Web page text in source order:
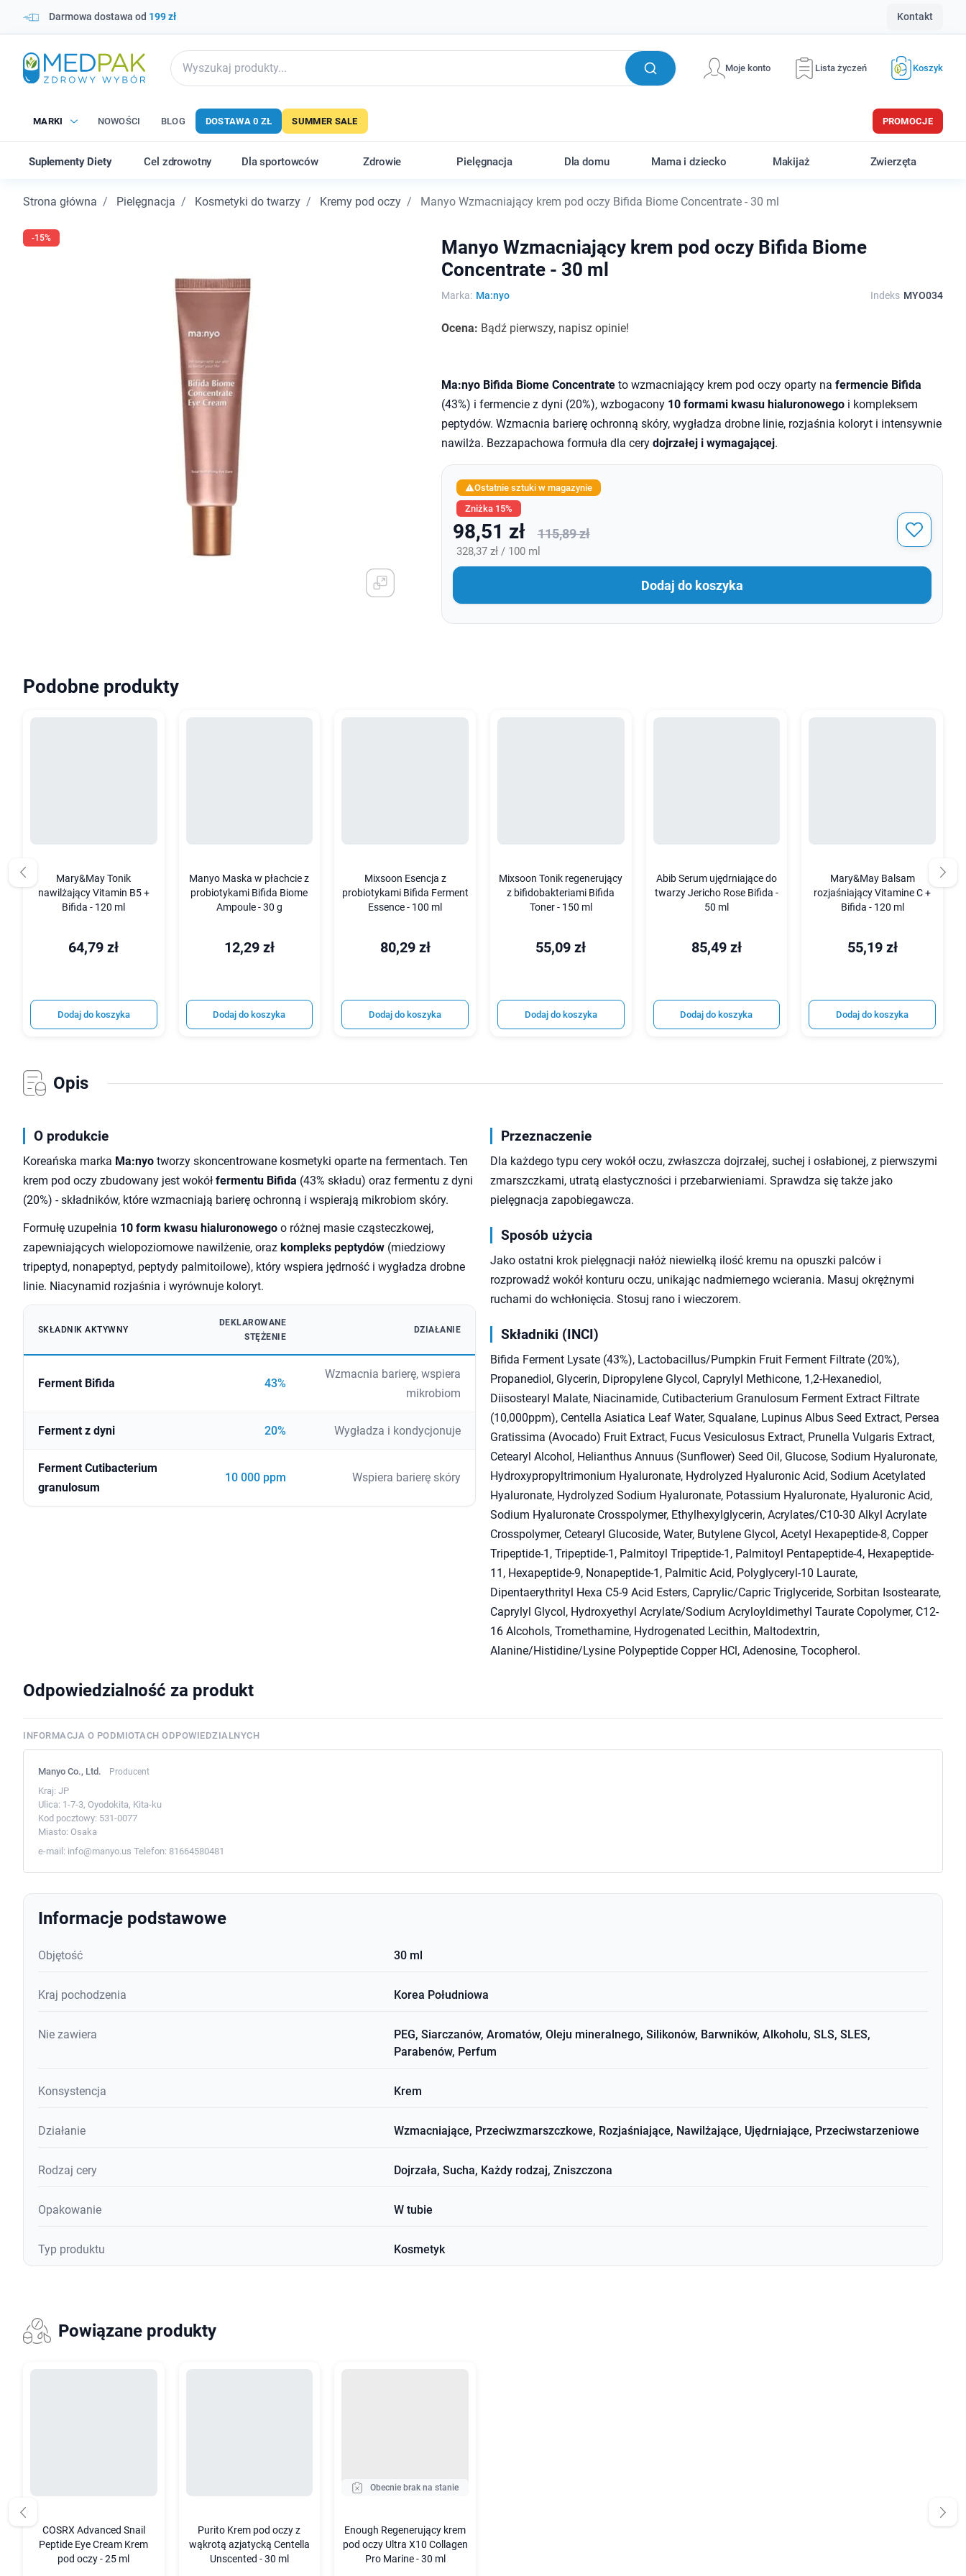
Darmowa dostawa od 199 zł Kontakt
Moje konto Lista życzeń Koszyk
MARKI NOWOŚCI BLOG DOSTAWA 0 ZŁ SUMMER SALE PROMOCJE
Suplementy Diety Cel zdrowotny Dla sportowców Zdrowie Pielęgnacja Dla domu Mama i dziecko Makijaż Zwierzęta
Strona główna Pielęgnacja Kosmetyki do twarzy Kremy pod oczy Manyo Wzmacniający krem pod oczy Bifida Biome Concentrate - 30 ml
-15%
Manyo Wzmacniający krem pod oczy Bifida Biome
Concentrate - 30 ml
Marka: Ma:nyo Indeks MYO034
Ocena: Bądź pierwszy, napisz opinie!
Ma:nyo Bifida Biome Concentrateto wzmacniający krem pod oczy oparty na fermencie Bifida
(43%) i fermencie z dyni (20%), wzbogacony 10 formami kwasu hialuronowegoi kompleksem
peptydów. Wzmacnia barierę ochronną skóry, wygładza drobne linie, rozjaśnia koloryt i intensywnie
nawilża. Bezzapachowa formuła dla cery dojrzałej i wymagającej.
Ostatnie sztuki w magazynie
Zniżka 15%
98,51 zł 115,89 zł
328,37 zł / 100 ml
Dodaj do koszyka
Podobne produkty
Mary&May Tonik
nawilżający Vitamin B5 +
Bifida - 120 ml
64,79 zł
Dodaj do koszyka
Manyo Maska w płachcie z
probiotykami Bifida Biome
Ampoule - 30 g
12,29 zł
Dodaj do koszyka
Mixsoon Esencja z
probiotykami Bifida Ferment
Essence - 100 ml
80,29 zł
Dodaj do koszyka
Mixsoon Tonik regenerujący
z bifidobakteriami Bifida
Toner - 150 ml
55,09 zł
Dodaj do koszyka
Abib Serum ujędrniające do
twarzy Jericho Rose Bifida -
50 ml
85,49 zł
Dodaj do koszyka
Mary&May Balsam
rozjaśniający Vitamine C +
Bifida - 120 ml
55,19 zł
Dodaj do koszyka
Opis
O produkcie
Koreańska marka Ma:nyo tworzy skoncentrowane kosmetyki oparte na fermentach. Ten
krem pod oczy zbudowany jest wokół fermentu Bifida (43% składu) oraz fermentu z dyni
(20%) - składników, które wzmacniają barierę ochronną i wspierają mikrobiom skóry.
Formułę uzupełnia 10 form kwasu hialuronowego o różnej masie cząsteczkowej,
zapewniających wielopoziomowe nawilżenie, oraz kompleks peptydów (miedziowy
tripeptyd, nonapeptyd, peptydy palmitoilowe), który wspiera jędrność i wygładza drobne
linie. Niacynamid rozjaśnia i wyrównuje koloryt.
SKŁADNIK AKTYWNY
DEKLAROWANE
STĘŻENIE
DZIAŁANIE
Ferment Bifida 43%
Wzmacnia barierę, wspiera
mikrobiom
Ferment z dyni 20% Wygładza i kondycjonuje
Ferment Cutibacterium
granulosum
10 000 ppm Wspiera barierę skóry
Przeznaczenie
Dla każdego typu cery wokół oczu, zwłaszcza dojrzałej, suchej i osłabionej, z pierwszymi
zmarszczkami, utratą elastyczności i przebarwieniami. Sprawdza się także jako
pielęgnacja zapobiegawcza.
Sposób użycia
Jako ostatni krok pielęgnacji nałóż niewielką ilość kremu na opuszki palców i
rozprowadź wokół konturu oczu, unikając nadmiernego wcierania. Masuj okrężnymi
ruchami do wchłonięcia. Stosuj rano i wieczorem.
Składniki (INCI)
Bifida Ferment Lysate (43%), Lactobacillus/Pumpkin Fruit Ferment Filtrate (20%),
Propanediol, Glycerin, Dipropylene Glycol, Caprylyl Methicone, 1,2-Hexanediol,
Diisostearyl Malate, Niacinamide, Cutibacterium Granulosum Ferment Extract Filtrate
(10,000ppm), Centella Asiatica Leaf Water, Squalane, Lupinus Albus Seed Extract, Persea
Gratissima (Avocado) Fruit Extract, Fucus Vesiculosus Extract, Prunella Vulgaris Extract,
Cetearyl Alcohol, Helianthus Annuus (Sunflower) Seed Oil, Glucose, Sodium Hyaluronate,
Hydroxypropyltrimonium Hyaluronate, Hydrolyzed Hyaluronic Acid, Sodium Acetylated
Hyaluronate, Hydrolyzed Sodium Hyaluronate, Potassium Hyaluronate, Hyaluronic Acid,
Sodium Hyaluronate Crosspolymer, Ethylhexylglycerin, Acrylates/C10-30 Alkyl Acrylate
Crosspolymer, Cetearyl Glucoside, Water, Butylene Glycol, Acetyl Hexapeptide-8, Copper
Tripeptide-1, Tripeptide-1, Palmitoyl Tripeptide-1, Palmitoyl Pentapeptide-4, Hexapeptide-
11, Hexapeptide-9, Nonapeptide-1, Palmitic Acid, Polyglyceryl-10 Laurate,
Dipentaerythrityl Hexa C5-9 Acid Esters, Caprylic/Capric Triglyceride, Sorbitan Isostearate,
Caprylyl Glycol, Hydroxyethyl Acrylate/Sodium Acryloyldimethyl Taurate Copolymer, C12-
16 Alcohols, Tromethamine, Hydrogenated Lecithin, Maltodextrin,
Alanine/Histidine/Lysine Polypeptide Copper HCl, Adenosine, Tocopherol.
Odpowiedzialność za produkt
INFORMACJA O PODMIOTACH ODPOWIEDZIALNYCH
Manyo Co., Ltd. Producent
Kraj: JP
Ulica: 1-7-3, Oyodokita, Kita-ku
Kod pocztowy: 531-0077
Miasto: Osaka
e-mail: info@manyo.us Telefon: 81664580481
Informacje podstawowe
Objętość 30 ml
Kraj pochodzenia Korea Południowa
Nie zawiera
PEG, Siarczanów, Aromatów, Oleju mineralnego, Silikonów, Barwników, Alkoholu, SLS, SLES,
Parabenów, Perfum
Konsystencja Krem
Działanie Wzmacniające, Przeciwzmarszczkowe, Rozjaśniające, Nawilżające, Ujędrniające, Przeciwstarzeniowe
Rodzaj cery Dojrzała, Sucha, Każdy rodzaj, Zniszczona
Opakowanie W tubie
Typ produktu Kosmetyk
Powiązane produkty
COSRX Advanced Snail
Peptide Eye Cream Krem
pod oczy - 25 ml
Purito Krem pod oczy z
wąkrotą azjatycką Centella
Unscented - 30 ml
Obecnie brak na stanie
Enough Regenerujący krem
pod oczy Ultra X10 Collagen
Pro Marine - 30 ml